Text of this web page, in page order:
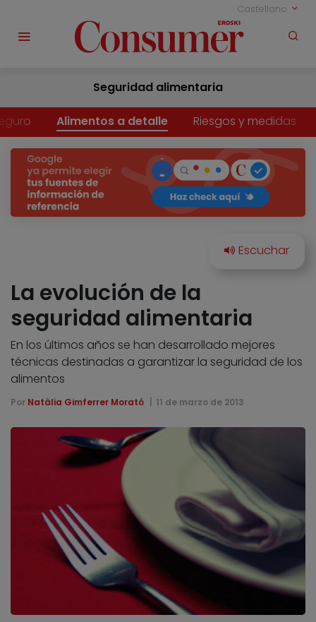
Castellano
Seguridad alimentaria
Alimentos a detalle Riesgos y medidas
La evolución de la
seguridad alimentaria
En los últimos años se han desarrollado mejores
técnicas destinadas a garantizar la seguridad de los
alimentos
Por Natàlia Gimferrer Morató 11 de marzo de 2013